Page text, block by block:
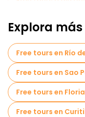
Actividades
Tours en bicicleta
Tours
Explora
Free tours en Río
Free tours en Sao
Free tours en
Free tours en